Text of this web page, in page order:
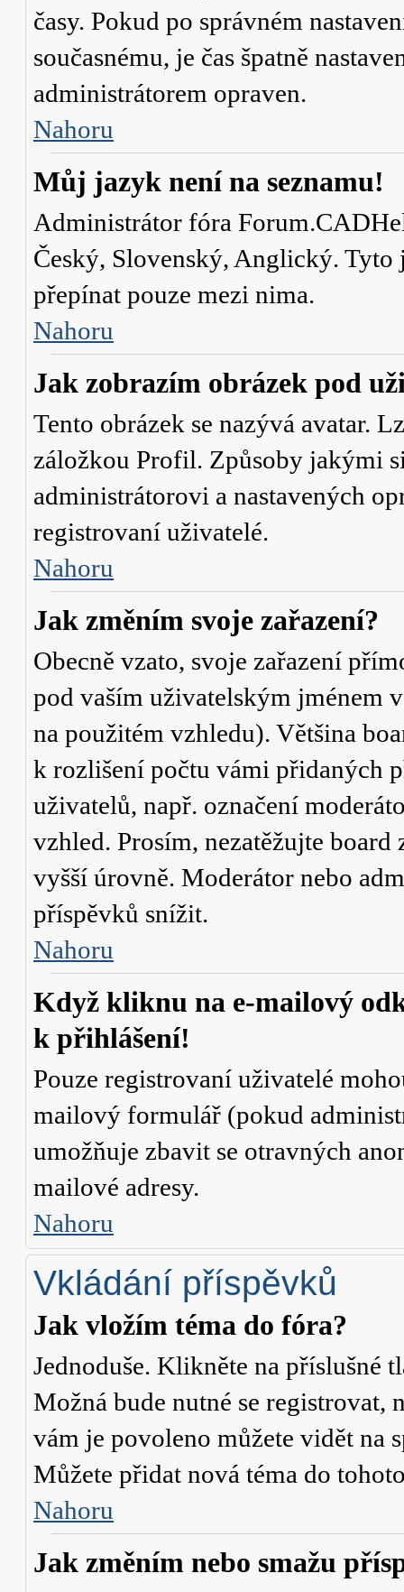
časy. Pokud po správném
současnému, je čas špatně
administrátorem opraven.
Nahoru
Můj jazyk není na seznamu!
Administrátor fóra
Český, Slovenský, Anglický.
přepínat pouze mezi nima.
Nahoru
Jak zobrazím obrázek pod
Tento obrázek se nazývá avatar.
záložkou Profil. Způsoby jakými
administrátorovi a nastavených
registrovaní uživatelé.
Nahoru
Jak změním svoje zařazení?
Obecně vzato, svoje zařazení
pod vaším uživatelským jménem
na použitém vzhledu). Většina
k rozlišení počtu vámi přidaných
uživatelů, např. označení
vzhled. Prosím, nezatěžujte
vyšší úrovně. Moderátor nebo
příspěvků snížit.
Nahoru
Když kliknu na e-mailový
k přihlášení!
Pouze registrovaní uživatelé
mailový formulář (pokud
umožňuje zbavit se otravných
mailové adresy.
Nahoru
Vkládání příspěvků
Jak vložím téma do fóra?
Jednoduše. Klikněte na příslušné
Možná bude nutné se registrovat,
vám je povoleno můžete vidět na
Můžete přidat nová téma do
Nahoru
Jak změním nebo smažu